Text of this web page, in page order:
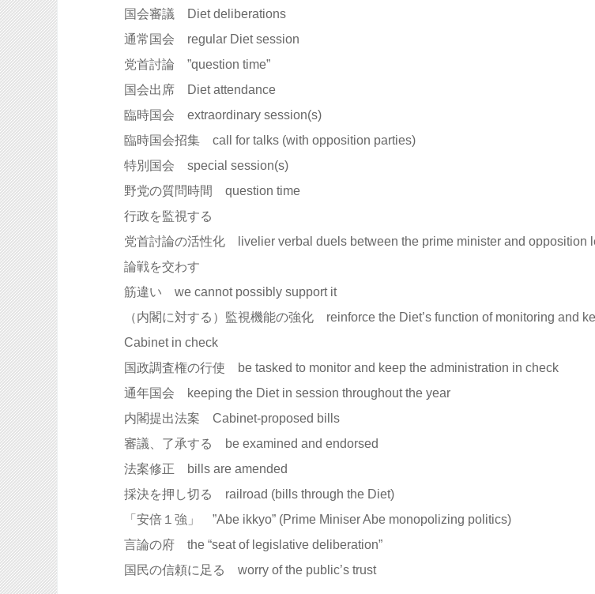
国会審議 Diet deliberations
通常国会 regular Diet session
党首討論 ”question time”
国会出席 Diet attendance
臨時国会 extraordinary session(s)
臨時国会招集 call for talks (with opposition parties)
特別国会 special session(s)
野党の質問時間 question time
行政を監視する
党首討論の活性化 livelier verbal duels between the prime minister and opposition
論戦を交わす
筋違い we cannot possibly support it
（内閣に対する）監視機能の強化 reinforce the Diet’s function of monitoring and
Cabinet in check
国政調査権の行使 be tasked to monitor and keep the administration in check
通年国会 keeping the Diet in session throughout the year
内閣提出法案 Cabinet-proposed bills
審議、了承する be examined and endorsed
法案修正 bills are amended
採決を押し切る railroad (bills through the Diet)
「安倍１強」 ”Abe ikkyo” (Prime Miniser Abe monopolizing politics)
言論の府 the “seat of legislative deliberation”
国民の信頼に足る worry of the public’s trust